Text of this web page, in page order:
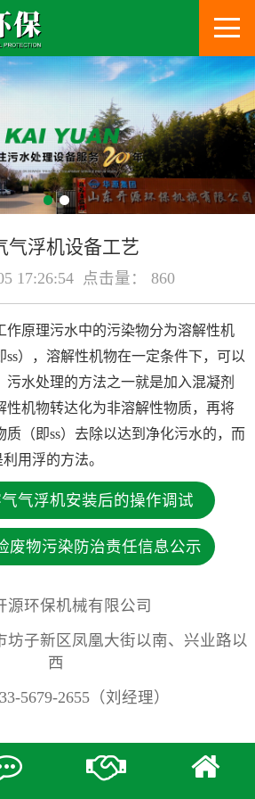
气浮机设备工艺
17:26:54 点击量： 860
作原理污水中的污染物分为溶解性机
），溶解性机物在一定条件下，可以
污水处理的方法之一就是加入混凝剂
性机物转达化为非溶解性物质，再将
（即ss）去除以达到净化污水的，而
用浮的方法。
气浮机安装后的操作调试
废物污染防治责任信息公示
源环保机械有限公司
坊子新区凤凰大街以南、兴业路以
西
5679-2655（刘经理）